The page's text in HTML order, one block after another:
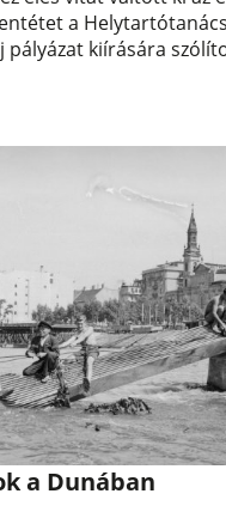
a
pályázat kiírására
a Dunában